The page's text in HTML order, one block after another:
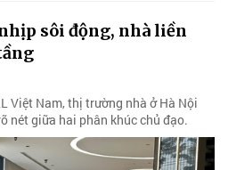
sôi động, nhà liền
Việt Nam, thị trường nhà ở Hà Nội
nét giữa hai phân khúc chủ đạo.